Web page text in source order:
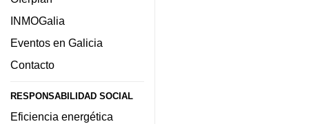
INMOGalia
Eventos en Galicia
Contacto
RESPONSABILIDAD SOCIAL
Eficiencia energética